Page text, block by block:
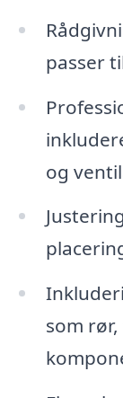
passer
og
som